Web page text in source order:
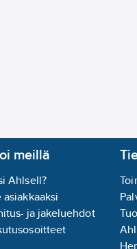
meillä
Ahlsell?
asiakkaaksi
ja jakeluehdot